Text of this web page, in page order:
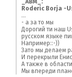
_ABM_:
Roderic Borja -
...
- а за то мы
Дорогий ти наш
русском языке
Например::-))
Зато мы делаем
И перекрыли
А также в
Мы впереди